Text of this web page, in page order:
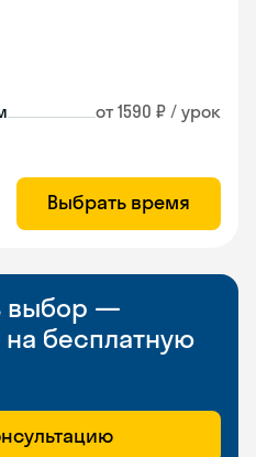
от 1590 ₽ / урок
Выбрать время
выбор —
на бесплатную